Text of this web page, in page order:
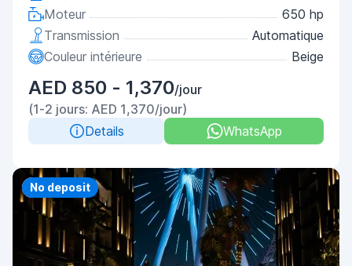
Moteur
650 hp
Transmission
Automatique
Couleur intérieure
Beige
AED 850 - 1,370/jour
(1-2 jours: AED 1,370/jour)
Details
WhatsApp
Priority
No deposit